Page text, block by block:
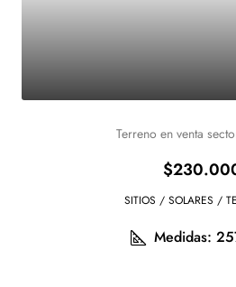
Terreno en venta
SITIOS / SOLARES /
Medidas: